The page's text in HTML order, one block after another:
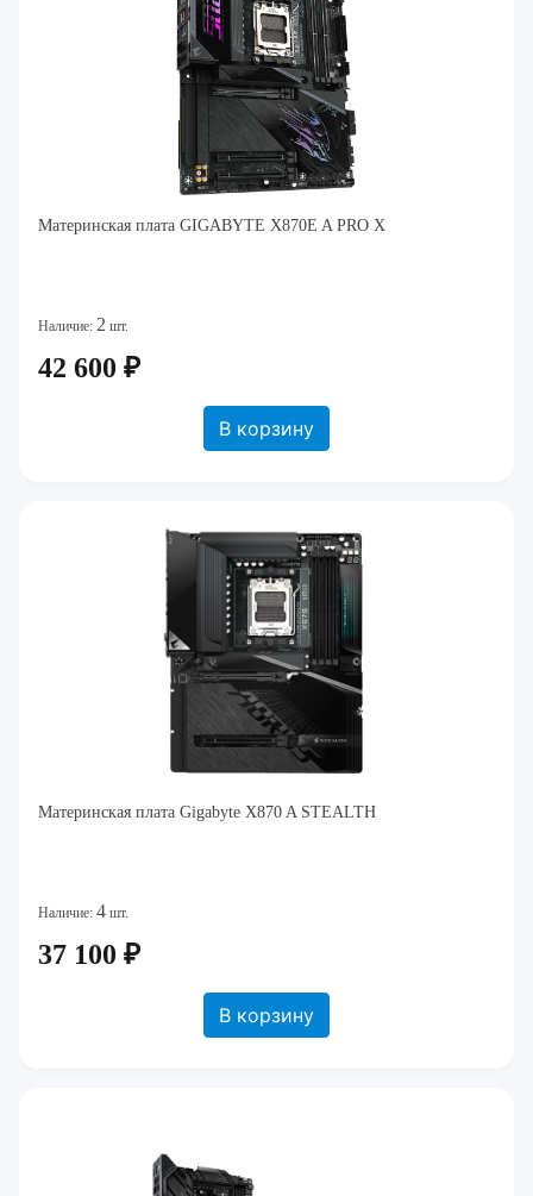
Материнская плата GIGABYTE X870E A PRO X
Наличие: 2 шт.
42 600 ₽
В корзину
Материнская плата Gigabyte X870 A STEALTH
Наличие: 4 шт.
37 100 ₽
В корзину